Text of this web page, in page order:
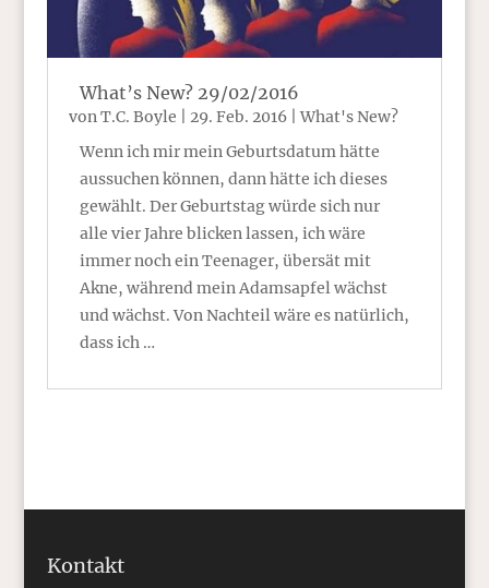
What’s New? 29/02/2016
von T.C. Boyle 29. Feb. 2016|What's New?
Wenn ich mir mein Geburtsdatum hätte
aussuchen können, dann hätte ich dieses
gewählt. Der Geburtstag würde sich nur
alle vier Jahre blicken lassen, ich wäre
immer noch ein Teenager, übersät mit
Akne, während mein Adamsapfel wächst
und wächst. Von Nachteil wäre es natürlich,
dass ich …
Kontakt